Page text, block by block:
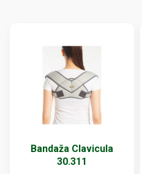
Bandaža Clavicula
30.311